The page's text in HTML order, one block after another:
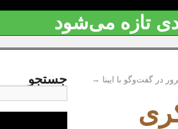
تازه می‌شود
در گفت‌وگو با ایبنا → جستجو